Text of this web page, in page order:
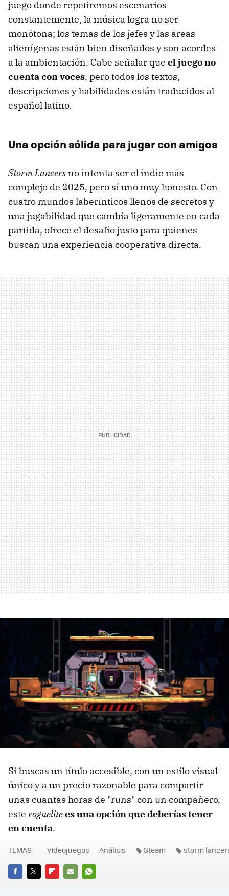
juego donde repetiremos escenarios
constantemente, la música logra no ser
monótona; los temas de los jefes y las áreas
alienígenas están bien diseñados y son acordes
a la ambientación. Cabe señalar que el juego no
cuenta con voces, pero todos los textos,
descripciones y habilidades están traducidos al
español latino.
Una opción sólida para jugar con amigos
Storm Lancers no intenta ser el indie más
complejo de 2025, pero sí uno muy honesto. Con
cuatro mundos laberínticos llenos de secretos y
una jugabilidad que cambia ligeramente en cada
partida, ofrece el desafío justo para quienes
buscan una experiencia cooperativa directa.
Si buscas un título accesible, con un estilo visual
único y a un precio razonable para compartir
unas cuantas horas de "runs" con un compañero,
este roguelitees una opción que deberías tener
en cuenta.
FACEBOOK
TWITTERFLIPBOARD
E-
WHATSAPP
TEMAS Videojuegos Análisis Steam storm